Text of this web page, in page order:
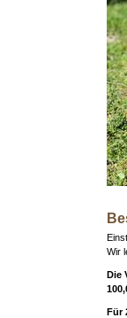
Wir
Die
Für